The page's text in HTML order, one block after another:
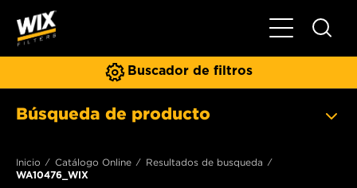
Toggle
Buscador de filtros
Búsqueda de producto
Inicio Catálogo Online
Resultados de busqueda
WA10476_WIX